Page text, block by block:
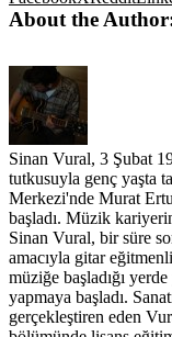
About the
Sinan Vural, 3 Şubat
tutkusuyla genç yaşta
Merkezi'nde Murat
başladı. Müzik
Sinan Vural, bir süre
amacıyla gitar
müziğe başladığı
yapmaya başladı.
gerçekleştiren eden